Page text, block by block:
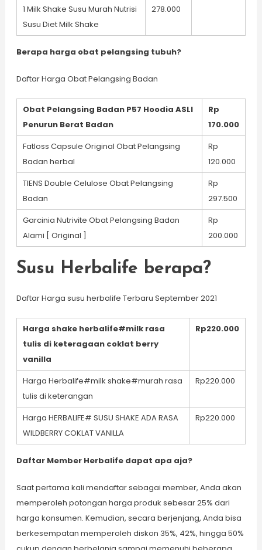
1 Milk Shake Susu Murah Nutrisi
Susu Diet Milk Shake
278.000
Berapa harga obat pelangsing tubuh?
Daftar Harga Obat Pelangsing Badan
Obat Pelangsing Badan P57 Hoodia ASLI
Penurun Berat Badan
Rp
170.000
Fatloss Capsule Original Obat Pelangsing
Badan herbal
Rp
120.000
TIENS Double Celulose Obat Pelangsing
Badan
Rp
297.500
Garcinia Nutrivite Obat Pelangsing Badan
Alami [ Original ]
Rp
200.000
Susu Herbalife berapa?
Daftar Harga susu herbalife Terbaru September 2021
Harga shake herbalife#milk rasa
tulis di keteragaan coklat berry
vanilla
Rp220.000
Harga Herbalife#milk shake#murah rasa
tulis di keterangan
Rp220.000
Harga HERBALIFE# SUSU SHAKE ADA RASA
WILDBERRY COKLAT VANILLA
Rp220.000
Daftar Member Herbalife dapat apa aja?
Saat pertama kali mendaftar sebagai member, Anda akan
memperoleh potongan harga produk sebesar 25% dari
harga konsumen. Kemudian, secara berjenjang, Anda bisa
berkesempatan memperoleh diskon 35%, 42%, hingga 50%